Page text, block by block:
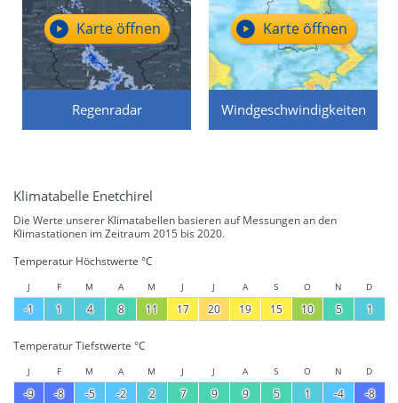
Regenradar
Karte öffnen
Windgeschwindigkeiten
Karte öffnen
Klimatabelle Enetchirel
Die Werte unserer Klimatabellen basieren auf Messungen an den
Klimastationen im Zeitraum 2015 bis 2020.
Temperatur Höchstwerte °C
J F M A M J J A S O N D
-1 1 4 8 11 17 20 19 15 10 5 1
Temperatur Tiefstwerte °C
J F M A M J J A S O N D
-9 -8 -5 -2 2 7 9 9 5 1 -4 -8